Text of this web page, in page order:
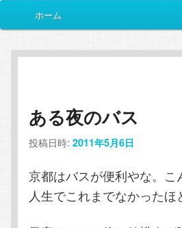
イ
メ
イ
コ
ン
テ
サ
ブ
ン
テ
ン
ホーム
ある夜のバス
投稿日時:2011年5月6日
京都はバスが便利やな。
人生でこれまでなかったほ